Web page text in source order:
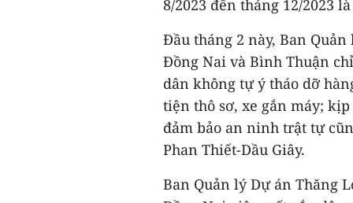
8/2023 đến tháng 12/2023
Đầu tháng 2 này, Ban
Đồng Nai và Bình Thuận
dân không tự ý tháo dỡ
tiện thô sơ, xe gắn máy;
đảm bảo an ninh trật tự
Phan Thiết-Dầu Giây.
Ban Quản lý Dự án Thăng